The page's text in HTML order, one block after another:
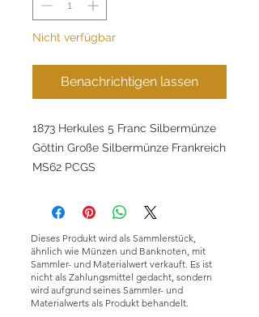
Nicht verfügbar
Benachrichtigen lassen
1873 Herkules 5 Franc Silbermünze
Göttin Große Silbermünze Frankreich
MS62 PCGS
Dieses Produkt wird als Sammlerstück,
ähnlich wie Münzen und Banknoten, mit
Sammler- und Materialwert verkauft. Es ist
nicht als Zahlungsmittel gedacht, sondern
wird aufgrund seines Sammler- und
Materialwerts als Produkt behandelt.